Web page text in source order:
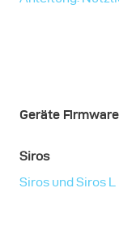
Geräte Firmware
Siros
Siros und Siros